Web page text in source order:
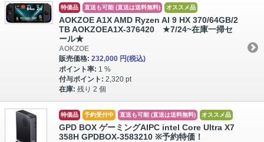
特価品 直送も可能 (直送は送料無料) オススメ品
AOKZOE A1X AMD Ryzen AI 9 HX 370/64GB/2
TB AOKZOEA1X-376420 ★7/24~在庫一掃セ
ール★
AOKZOE
販売価格: 232,000 円(税込)
ポイント率: 1 %
付与ポイント: 2,320 pt
在庫: 残り 2 個
特価品 予約受付中 直送も可能 (直送は送料無料) オススメ品
GPD BOX ゲーミングAIPC intel Core Ultra X7
358H GPDBOX-3583210 ※予約特価！